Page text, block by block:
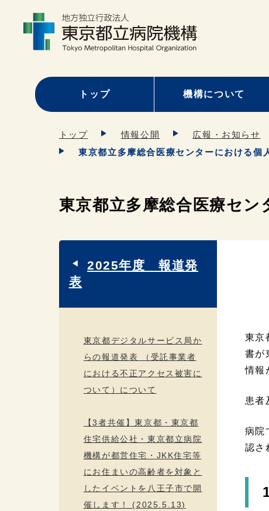
トップ 機構について
トップ 情報公開 広報・お知らせ
東京都立多摩総合医療センターにおける個
東京都立多摩総合医療セ
東京
書が
情報
患者
病院
認さ
2025年度 報道発
表
東京都デジタルサービス局か
らの報道発表 （受託事業者
における不正アクセス被害に
ついて）について
【3者共催】東京都・東京都
住宅供給公社・東京都立病院
機構が都営住宅・JKK住宅等
にお住まいの高齢者を対象と
したイベントを八王子市で開
催します！ (2025.5.13)